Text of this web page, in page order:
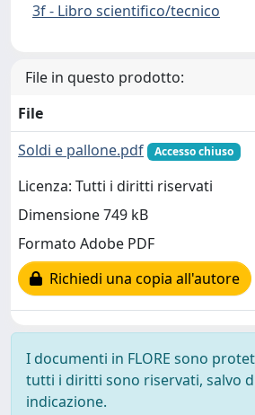
3f - Libro scientifico/tecnico
File in questo prodotto:
File
Soldi e pallone.pdf
Accesso chiuso
Licenza: Tutti i diritti riservati
Dimensione 749 kB
Formato Adobe PDF
Richiedi una copia all'autore
I documenti in FLORE sono
tutti i diritti sono riservati, salvo
indicazione.